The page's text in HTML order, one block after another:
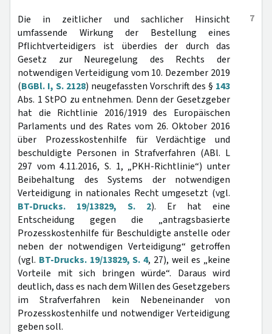
7
Die in zeitlicher und sachlicher Hinsicht
umfassende Wirkung der Bestellung eines
Pflichtverteidigers ist überdies der durch das
Gesetz zur Neuregelung des Rechts der
notwendigen Verteidigung vom 10. Dezember 2019
(BGBl. I, S. 2128) neugefassten Vorschrift des § 143
Abs. 1 StPO zu entnehmen. Denn der Gesetzgeber
hat die Richtlinie 2016/1919 des Europäischen
Parlaments und des Rates vom 26. Oktober 2016
über Prozesskostenhilfe für Verdächtige und
beschuldigte Personen in Strafverfahren (ABl. L
297 vom 4.11.2016, S. 1, „PKH-Richtlinie“) unter
Beibehaltung des Systems der notwendigen
Verteidigung in nationales Recht umgesetzt (vgl.
BT-Drucks. 19/13829, S. 2). Er hat eine
Entscheidung gegen die „antragsbasierte
Prozesskostenhilfe für Beschuldigte anstelle oder
neben der notwendigen Verteidigung“ getroffen
(vgl. BT-Drucks. 19/13829, S. 4, 27), weil es „keine
Vorteile mit sich bringen würde“. Daraus wird
deutlich, dass es nach dem Willen des Gesetzgebers
im Strafverfahren kein Nebeneinander von
Prozesskostenhilfe und notwendiger Verteidigung
geben soll.